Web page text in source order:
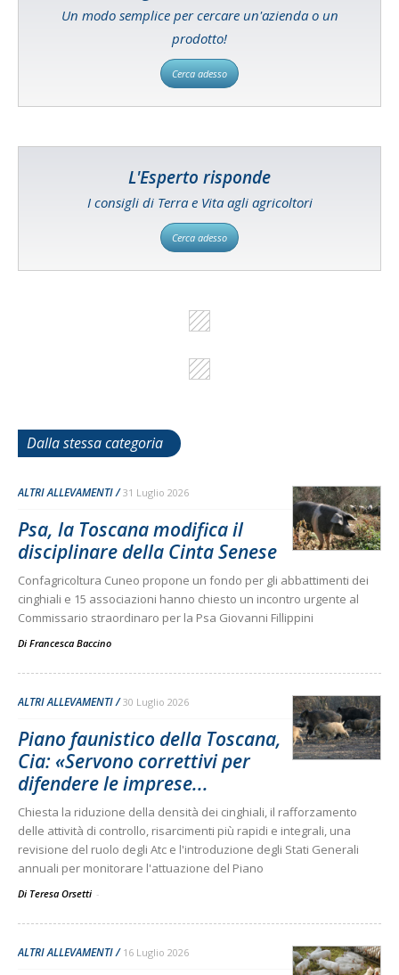
Un modo semplice per cercare un'azienda o un
prodotto!
Cerca adesso
L'Esperto risponde
I consigli di Terra e Vita agli agricoltori
Cerca adesso
Dalla stessa categoria
ALTRI ALLEVAMENTI 31 Luglio 2026
Psa, la Toscana modifica il
disciplinare della Cinta Senese
Confagricoltura Cuneo propone un fondo per gli abbattimenti dei
cinghiali e 15 associazioni hanno chiesto un incontro urgente al
Commissario straordinaro per la Psa Giovanni Fillippini
Di Francesca Baccino
ALTRI ALLEVAMENTI 30 Luglio 2026
Piano faunistico della Toscana,
Cia: «Servono correttivi per
difendere le imprese...
Chiesta la riduzione della densità dei cinghiali, il rafforzamento
delle attività di controllo, risarcimenti più rapidi e integrali, una
revisione del ruolo degli Atc e l'introduzione degli Stati Generali
annuali per monitorare l'attuazione del Piano
Di Teresa Orsetti -
ALTRI ALLEVAMENTI 16 Luglio 2026